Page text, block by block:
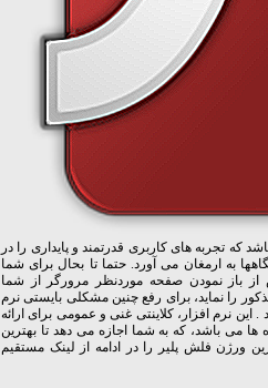
که تجربه های کاربری قدرتمند و پایداری را در
به ارمغان می آورد. حتما تا بحال برای شما
باز نمودن صفحه موردنظر مرورگر از شما
را نماید، برای رفع چنین مشکلی بایستی نرم
نرم افزار، کلاینتی غنی و عمومی برای ارائه
می باشد، که به شما اجازه می دهد تا بهترین
ورژن فلش پلیر را در ادامه از لینک مستقیم